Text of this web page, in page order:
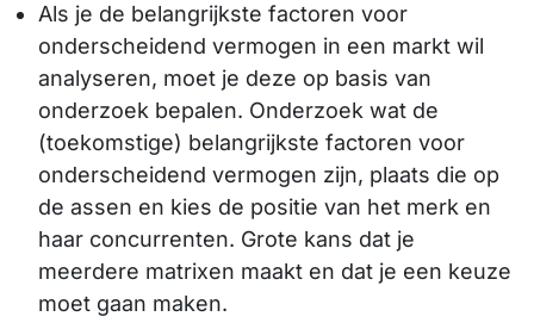
Als je de belangrijkste factoren voor
onderscheidend vermogen in een markt wil
analyseren, moet je deze op basis van
onderzoek bepalen. Onderzoek wat de
(toekomstige) belangrijkste factoren voor
onderscheidend vermogen zijn, plaats die op
de assen en kies de positie van het merk en
haar concurrenten. Grote kans dat je
meerdere matrixen maakt en dat je een keuze
moet gaan maken.